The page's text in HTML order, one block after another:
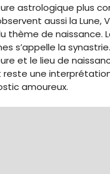
astrologique plus
aussi la Lune,
thème de naissance.
s’appelle la
et le lieu de
reste une
amoureux.